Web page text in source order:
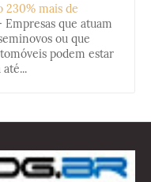
230% mais de
Empresas que atuam
ou que
podem estar